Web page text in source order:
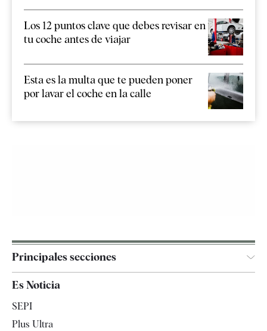
Los 12 puntos clave que debes revisar en
tu coche antes de viajar
Esta es la multa que te pueden poner
por lavar el coche en la calle
Principales secciones
España
Es Noticia
SEPI
Plus Ultra